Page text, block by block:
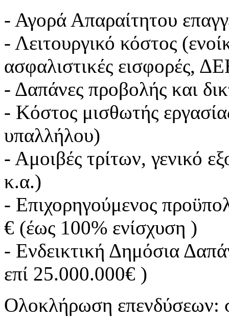
- Αγορά Απαραίτητου
- Λειτουργικό κόστος
ασφαλιστικές
- Δαπάνες προβολής και
- Κόστος μισθωτής
υπαλλήλου)
- Αμοιβές τρίτων, γενικό
κ.α.)
- Επιχορηγούμενος
€ (έως 100% ενίσχυση )
- Ενδεικτική Δημόσια
επί 25.000.000€ )
Ολοκλήρωση επενδύσεων: